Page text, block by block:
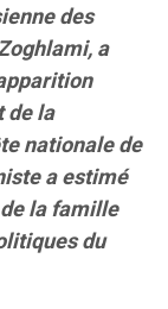
des
a
de la
nationale de
a estimé
de la famille
du